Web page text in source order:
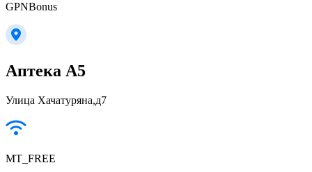
GPNBonus
Аптека А5
Улица Хачатуряна,д7
MT_FREE